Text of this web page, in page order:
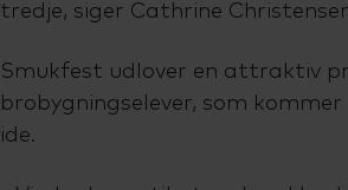
tredje, siger Cathrine
Smukfest udlover en attraktiv
brobygningselever, som
ide.